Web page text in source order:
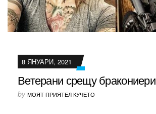
8 ЯНУАРИ, 2021
Ветерани срещу бракониери
by МОЯТ ПРИЯТЕЛ КУЧЕТО